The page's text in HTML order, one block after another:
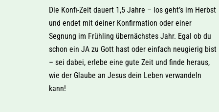
Die Konfi-Zeit dauert 1,5 Jahre – los geht’s im Herbst
und endet mit deiner Konfirmation oder einer
Segnung im Frühling übernächstes Jahr. Egal ob du
schon ein JA zu Gott hast oder einfach neugierig bist
– sei dabei, erlebe eine gute Zeit und finde heraus,
wie der Glaube an Jesus dein Leben verwandeln